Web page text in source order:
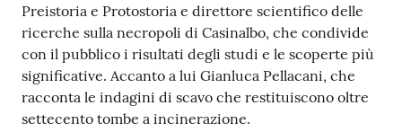
Preistoria e Protostoria e direttore scientifico delle
ricerche sulla necropoli di Casinalbo, che condivide
con il pubblico i risultati degli studi e le scoperte più
significative. Accanto a lui Gianluca Pellacani, che
racconta le indagini di scavo che restituiscono oltre
settecento tombe a incinerazione.